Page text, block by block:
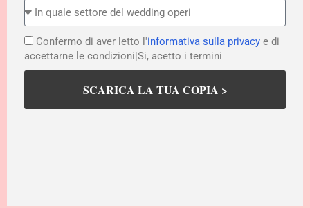
Confermo di aver letto l'informativa sulla privacy e di
accettarne le condizioni|Si, acetto i termini
SCARICA LA TUA COPIA >